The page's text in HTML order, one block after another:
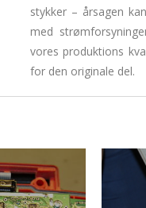
stykker – årsagen
med
vores produktions
for den originale del.